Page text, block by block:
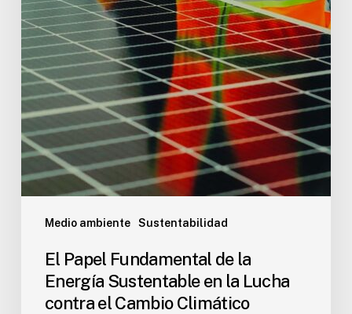
Medio ambiente Sustentabilidad
El Papel Fundamental de la
Energía Sustentable en la Lucha
contra el Cambio Climático